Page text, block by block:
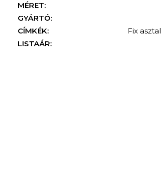
MÉRET:
GYÁRTÓ:
CÍMKÉK:
Fix asztal
LISTAÁR: